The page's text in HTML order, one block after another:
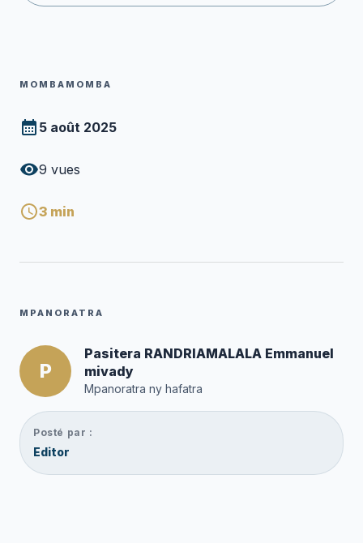
MOMBAMOMBA
5 août 2025
9 vues
3 min
MPANORATRA
P
Pasitera RANDRIAMALALA Emmanuel
mivady
Mpanoratra ny hafatra
Posté par :
Editor